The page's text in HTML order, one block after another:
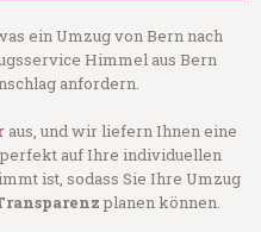
ein Umzug von Bern nach
Himmel aus Bern
anfordern.
aus, und wir liefern Ihnen eine
auf Ihre individuellen
ist, sodass Sie Ihre Umzug
planen können.